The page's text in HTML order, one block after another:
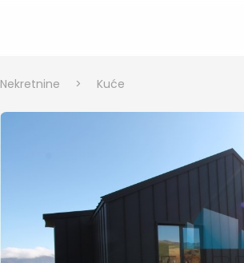
Nekretnine > Kuće